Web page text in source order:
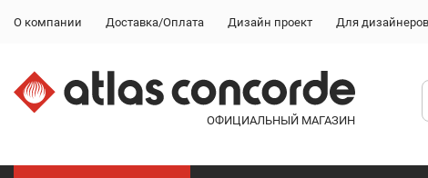
О компании Доставка/Оплата Дизайн проект Для дизайнеров
ОФИЦИАЛЬНЫЙ МАГАЗИН